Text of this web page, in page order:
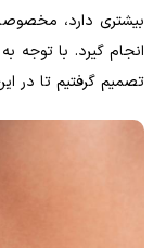
بیشتری دارد،
انجام گیرد. با
تصمیم گرفتیم تا در